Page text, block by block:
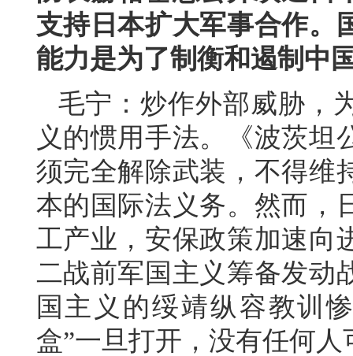
支持日本扩大军事合作。
能力是为了制衡和遏制中
毛宁：炒作外部威胁，
义的惯用手法。《波茨坦
须完全解除武装，不得维
本的国际法义务。然而，
工产业，安保政策加速向
二战前军国主义筹备发动
国主义的绥靖纵容教训
盒”一旦打开，没有任何